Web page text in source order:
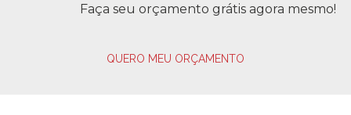
Faça seu orçamento grátis agora mesmo!
QUERO MEU ORÇAMENTO